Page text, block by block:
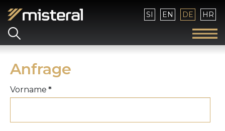
Sprache auswählen
SI EN DE HR
Anfrage
Vorname *